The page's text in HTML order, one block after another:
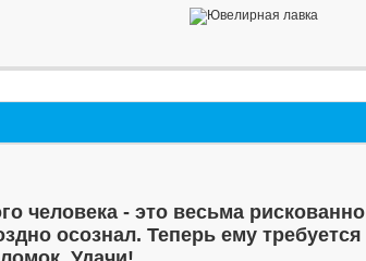
человека - это весьма рискованно
осознал. Теперь ему требуется